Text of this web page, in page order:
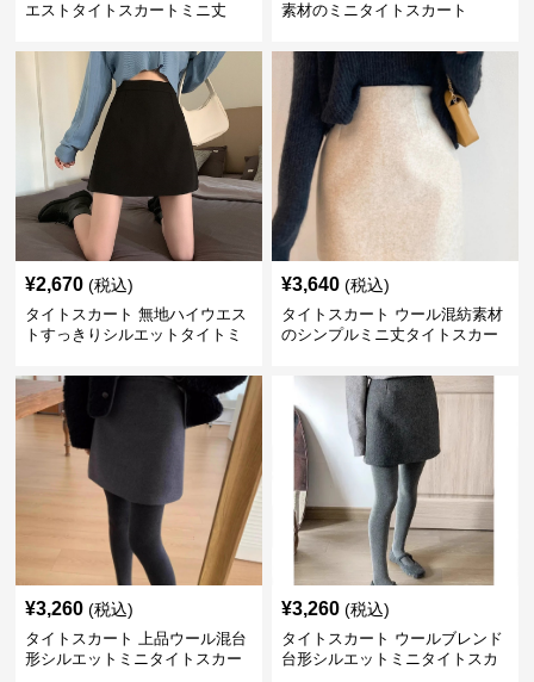
エストタイトスカートミニ丈
素材のミニタイトスカート
¥2,670 (税込)
タイトスカート 無地ハイウエス
トすっきりシルエットタイトミ
¥3,640 (税込)
タイトスカート ウール混紡素材
のシンプルミニ丈タイトスカー
¥3,260 (税込)
タイトスカート 上品ウール混台
形シルエットミニタイトスカー
¥3,260 (税込)
タイトスカート ウールブレンド
台形シルエットミニタイトスカ